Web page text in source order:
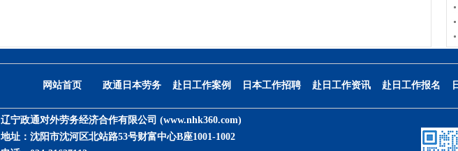
网站首页 政通日本劳务 赴日工作案例 日本工作招聘 赴日工作资讯 赴日工作报名
辽宁政通对外劳务经济合作有限公司 (www.nhk360.com)
地址：沈阳市沈河区北站路53号财富中心B座1001-1002